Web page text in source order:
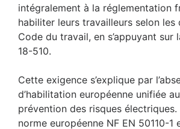
intégralement à la réglementation
habiliter leurs travailleurs selon les
Code du travail, en s’appuyant sur
18-510.
Cette exigence s’explique par
d’habilitation européenne unifiée
prévention des risques électriques.
norme européenne NF EN 50110-1